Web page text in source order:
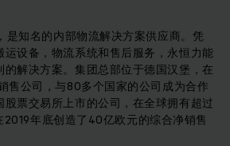
是知名的内部物流解决方案供应商。凭
设备，物流系统和售后服务，永恒力能
解决方案。集团总部位于德国汉堡，在
售公司，与80多个国家的公司成为合作
票交易所上市的公司，在全球拥有超过
年底创造了40亿欧元的综合净销售